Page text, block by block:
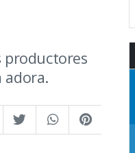
productores
adora.